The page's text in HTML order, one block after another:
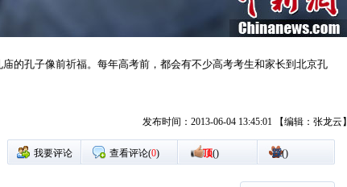
的孔子像前祈福。每年高考前，都会有不少高考考生和家长到北京孔
发布时间：2013-06-04 13:45:01 【编辑：张龙云】
我要评论 查看评论(0) 顶() 踩()